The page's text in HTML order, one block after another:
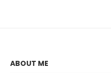
ABOUT ME